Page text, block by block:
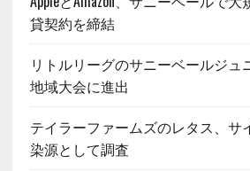
貸契約を締結
リトルリーグのサニーベールジュ
地域大会に進出
テイラーファームズのレタス、サ
染源として調査